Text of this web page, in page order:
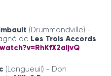
(Drummondville) -
de Les Trois Accords.
(Longueuil) - Don